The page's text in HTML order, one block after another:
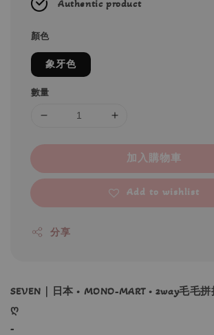
Authentic product
顏色
象牙色
數量
加入購物車
Add to wishlist
分享
SEVEN｜日本 • MONO-MART • 2way毛毛
ღ
-